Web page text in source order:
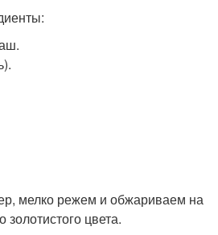
мелко режем и обжариваем на
цвета.